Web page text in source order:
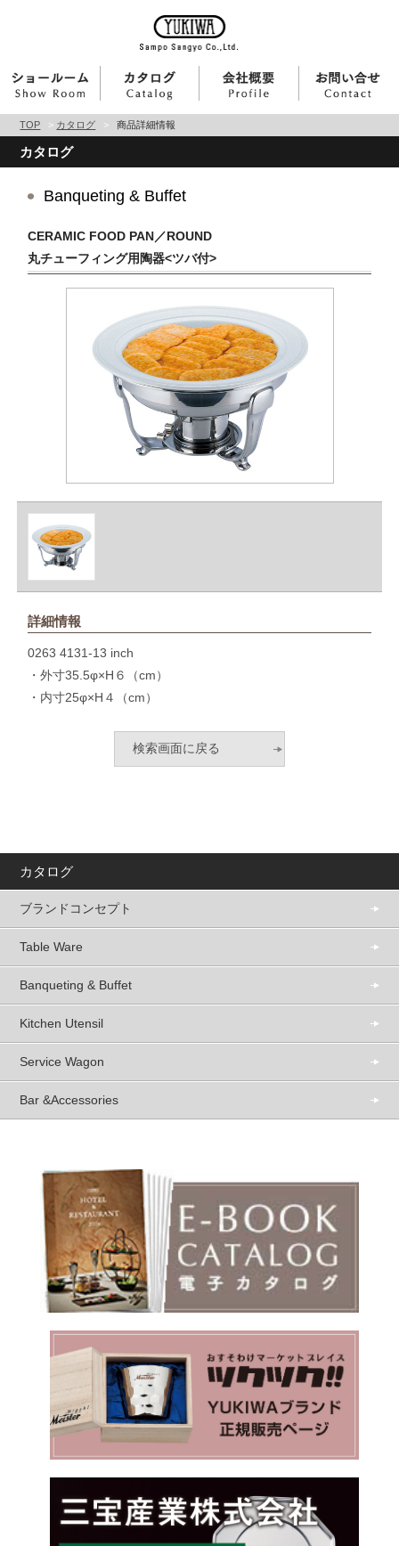
TOP > カタログ > 商品詳細情報
カタログ
Banqueting & Buffet
CERAMIC FOOD PAN／ROUND
丸チューフィング用陶器<ツバ付>
詳細情報
0263 4131-13 inch
・外寸35.5φ×H６（cm）
・内寸25φ×H４（cm）
カタログ
ブランドコンセプト
Table Ware
Banqueting & Buffet
Kitchen Utensil
Service Wagon
Bar &Accessories